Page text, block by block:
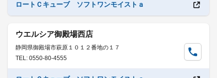
ロートＣキューブ ソフトワンモイストａ
ウエルシア御殿場西店
静岡県御殿場市萩原１０１２番地の１７
TEL: 0550-80-4555